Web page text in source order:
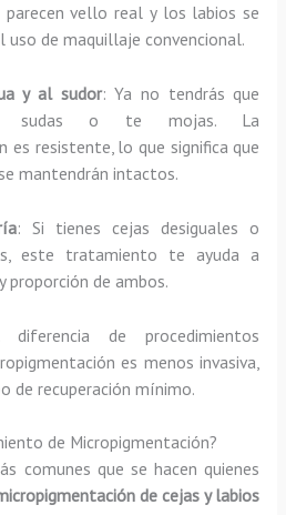
parecen vello real y los labios se
uso de maquillaje convencional.
y al sudor: Ya no tendrás que
sudas o te mojas. La
es resistente, lo que significa que
mantendrán intactos.
: Si tienes cejas desiguales o
este tratamiento te ayuda a
de ambos.
de procedimientos
es menos invasiva,
de recuperación mínimo.
de Micropigmentación?
comunes que se hacen quienes
de cejas y labios